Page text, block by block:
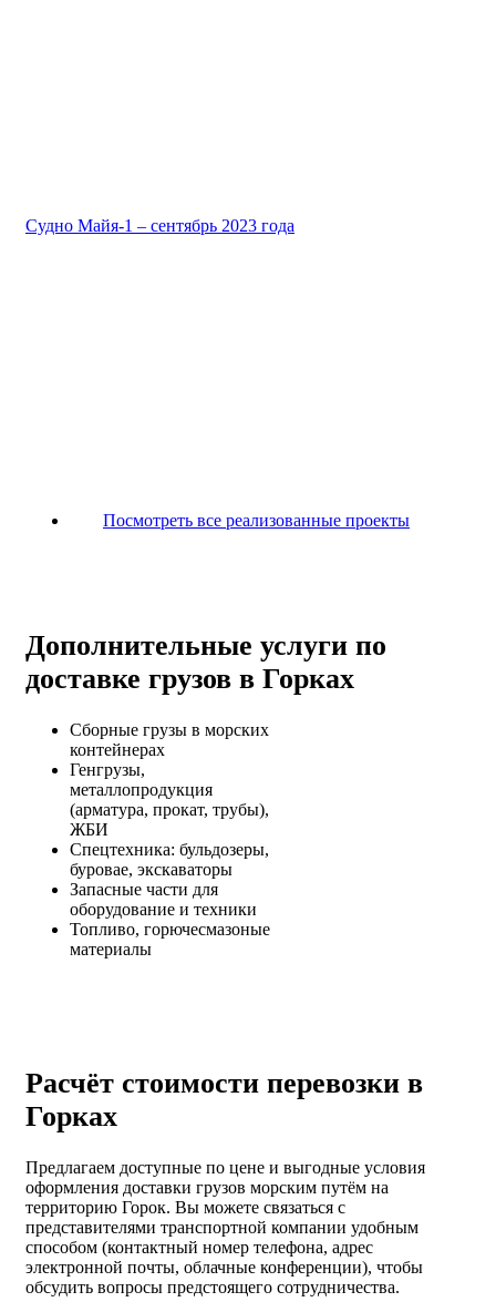
Судно Майя-1 – сентябрь 2023 года
Посмотреть все реализованные проекты
Дополнительные услуги по
доставке грузов в Горках
Сборные грузы в морских
контейнерах
Генгрузы,
металлопродукция
(арматура, прокат, трубы),
ЖБИ
Спецтехника: бульдозеры,
буровае, экскаваторы
Запасные части для
оборудование и техники
Топливо, горючесмазоные
материалы
Расчёт стоимости перевозки в
Горках
Предлагаем доступные по цене и выгодные условия
оформления доставки грузов морским путём на
территорию Горок. Вы можете связаться с
представителями транспортной компании удобным
способом (контактный номер телефона, адрес
электронной почты, облачные конференции), чтобы
обсудить вопросы предстоящего сотрудничества.